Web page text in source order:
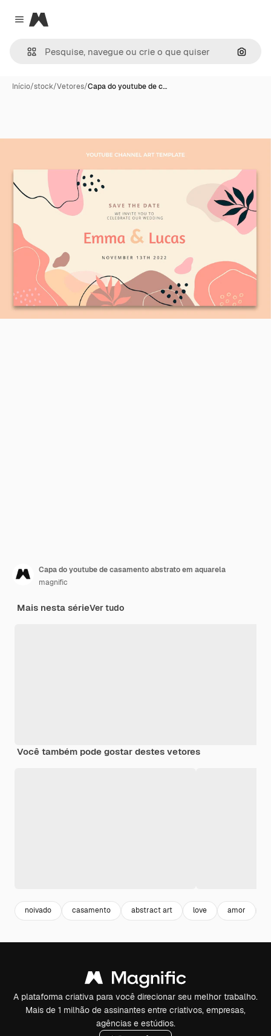
Close menu
Magnific
Início/stock/Vetores/Capa do youtube de c…
Capa do youtube de casamento abstrato em aquarela
magnific
Mais nesta sérieVer tudo
Você também pode gostar destes vetores
noivado casamento abstract art love amor
A plataforma criativa para você direcionar seu melhor trabalho.
Mais de 1 milhão de assinantes entre criativos, empresas,
agências e estúdios.